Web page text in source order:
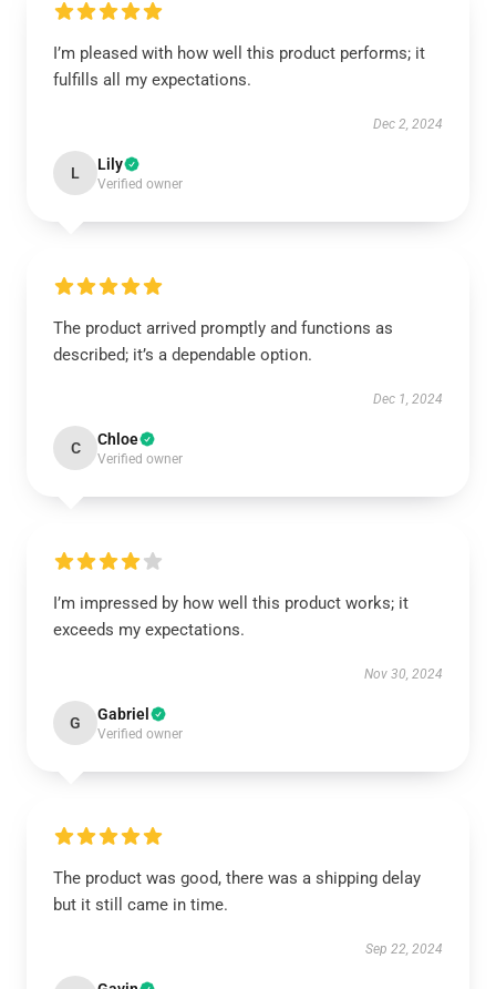
I’m pleased with how well this product performs; it
fulfills all my expectations.
Dec 2, 2024
L Lily
Verified owner
The product arrived promptly and functions as
described; it’s a dependable option.
Dec 1, 2024
C Chloe
Verified owner
I’m impressed by how well this product works; it
exceeds my expectations.
Nov 30, 2024
G Gabriel
Verified owner
The product was good, there was a shipping delay
but it still came in time.
Sep 22, 2024